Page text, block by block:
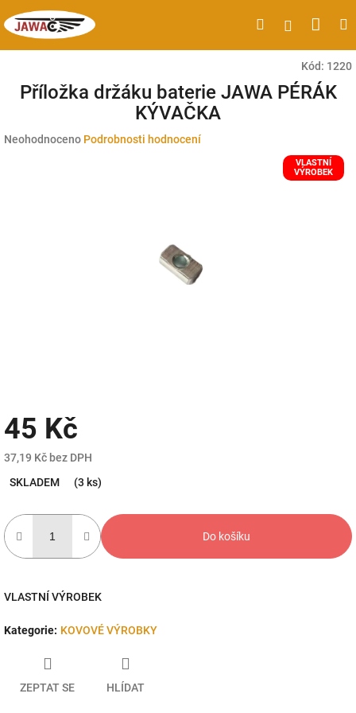
na
obsah
HledatPřihlášení
Kód: 1220
Příložka držáku baterie JAWA PÉRÁK
KÝVAČKA
Průměrné
Neohodnoceno Podrobnosti hodnocení
VLASTNÍ
VÝROBEK
45 Kč
37,19 Kč bez DPH
cena:
SKLADEM (3 ks)
Do košíku
VLASTNÍ VÝROBEK
Kategorie: KOVOVÉ VÝROBKY
ZEPTAT SE HLÍDAT